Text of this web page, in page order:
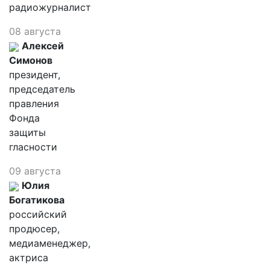
радиожурналист
08 августа
Алексей
Симонов
президент,
председатель
правления
Фонда
защиты
гласности
09 августа
Юлия
Богатикова
российский
продюсер,
медиаменеджер,
актриса